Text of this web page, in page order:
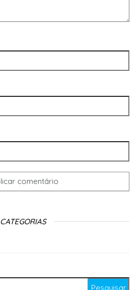
CATEGORIAS